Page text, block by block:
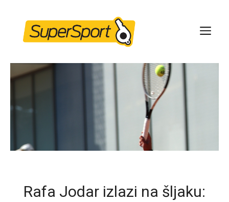
content
Rafa Jodar izlazi na šljaku: